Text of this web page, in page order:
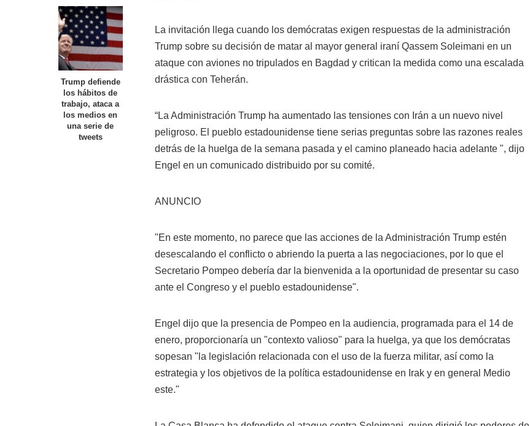
Trump defiende
los hábitos de
trabajo, ataca a
los medios en
una serie de
tweets
La invitación llega cuando los demócratas exigen respuestas de la administración
Trump sobre su decisión de matar al mayor general iraní Qassem Soleimani en un
ataque con aviones no tripulados en Bagdad y critican la medida como una escalada
drástica con Teherán.
“La Administración Trump ha aumentado las tensiones con Irán a un nuevo nivel
peligroso. El pueblo estadounidense tiene serias preguntas sobre las razones reales
detrás de la huelga de la semana pasada y el camino planeado hacia adelante ", dijo
Engel en un comunicado distribuido por su comité.
ANUNCIO
"En este momento, no parece que las acciones de la Administración Trump estén
desescalando el conflicto o abriendo la puerta a las negociaciones, por lo que el
Secretario Pompeo debería dar la bienvenida a la oportunidad de presentar su caso
ante el Congreso y el pueblo estadounidense".
Engel dijo que la presencia de Pompeo en la audiencia, programada para el 14 de
enero, proporcionaría un "contexto valioso" para la huelga, ya que los demócratas
sopesan "la legislación relacionada con el uso de la fuerza militar, así como la
estrategia y los objetivos de la política estadounidense en Irak y en general Medio
este."